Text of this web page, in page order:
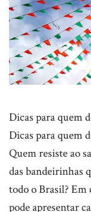
Dicas para quem
Dicas para quem
Quem resiste ao
das bandeirinhas
todo o Brasil? Em
pode apresentar